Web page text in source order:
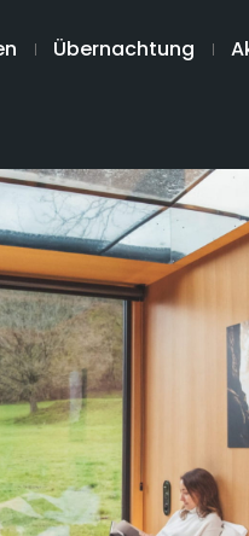
Übernachtung